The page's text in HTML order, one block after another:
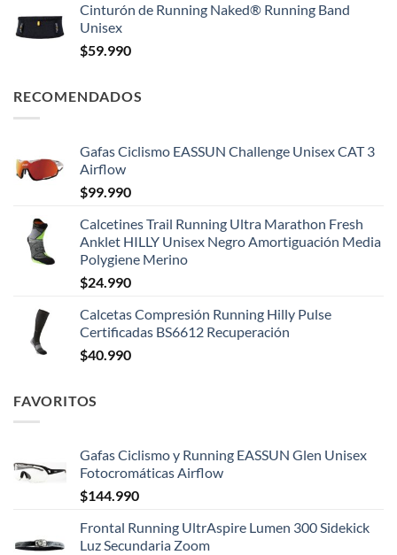
Cinturón de Running Naked® Running Band
Unisex
$59.990
RECOMENDADOS
Gafas Ciclismo EASSUN Challenge Unisex CAT 3
Airflow
$99.990
Calcetines Trail Running Ultra Marathon Fresh
Anklet HILLY Unisex Negro Amortiguación Media
Polygiene Merino
$24.990
Calcetas Compresión Running Hilly Pulse
Certificadas BS6612 Recuperación
$40.990
FAVORITOS
Gafas Ciclismo y Running EASSUN Glen Unisex
Fotocromáticas Airflow
$144.990
Frontal Running UltrAspire Lumen 300 Sidekick
Luz Secundaria Zoom